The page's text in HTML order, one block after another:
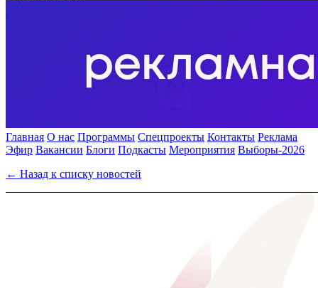
Главная О нас Программы Спецпроекты Контакты Реклама
Эфир Вакансии Блоги Подкасты Мероприятия Выборы-2026
← Назад к списку новостей